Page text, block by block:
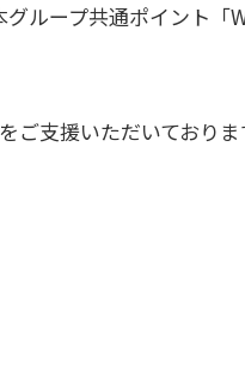
ループ共通ポイント「
ご支援いただいており